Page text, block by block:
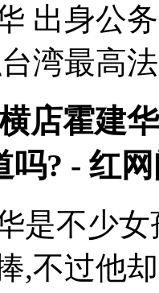
出身公
湾最高
店霍建
吗? - 红
是不少
,不过他